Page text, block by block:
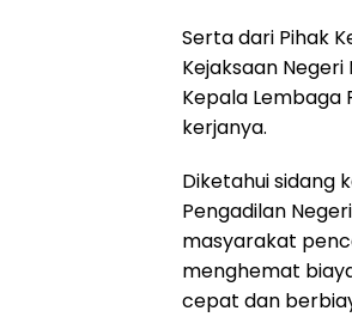
Serta dari Pihak
Kejaksaan
Kepala Lembaga
kerjanya.
Diketahui sidang
Pengadilan
masyarakat
menghemat
cepat dan